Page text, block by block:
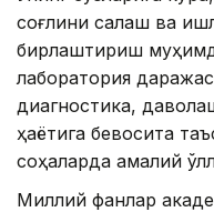
соғлиқни сақлаш ва
бирлаштириш
лаборатория
диагностика,
ҳаётига бевосита
соҳаларда амалий
Миллий фанлар